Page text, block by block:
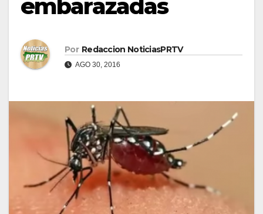
embarazadas
Por Redaccion NoticiasPRTV
AGO 30, 2016